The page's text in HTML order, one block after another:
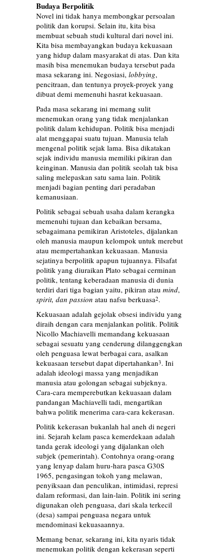
Budaya Berpolitik
Novel ini tidak hanya membongkar persoalan
politik dan korupsi. Selain itu, kita bisa
membuat sebuah studi kultural dari novel ini.
Kita bisa membayangkan budaya kekuasaan
yang hidup dalam masyarakat di atas. Dan kita
masih bisa menemukan budaya tersebut pada
masa sekarang ini. Negosiasi, lobbying,
pencitraan, dan tentunya proyek-proyek yang
dibuat demi memenuhi hasrat kekuasaan.
Pada masa sekarang ini memang sulit
menemukan orang yang tidak menjalankan
politik dalam kehidupan. Politik bisa menjadi
alat menggapai suatu tujuan. Manusia telah
mengenal politik sejak lama. Bisa dikatakan
sejak individu manusia memiliki pikiran dan
keinginan. Manusia dan politik seolah tak bisa
saling melepaskan satu sama lain. Politik
menjadi bagian penting dari peradaban
kemanusiaan.
Politik sebagai sebuah usaha dalam kerangka
memenuhi tujuan dan kebaikan bersama,
sebagaimana pemikiran Aristoteles, dijalankan
oleh manusia maupun kelompok untuk merebut
atau mempertahankan kekuasaan. Manusia
sejatinya berpolitik apapun tujuannya. Filsafat
politik yang diuraikan Plato sebagai cerminan
politik, tentang keberadaan manusia di dunia
terdiri dari tiga bagian yaitu, pikiran atau mind,
spirit, dan passion atau nafsu berkuasa2.
Kekuasaan adalah gejolak obsesi individu yang
diraih dengan cara menjalankan politik. Politik
Nicollo Machiavelli memandang kekuasaan
sebagai sesuatu yang cenderung dilanggengkan
oleh penguasa lewat berbagai cara, asalkan
kekuasaan tersebut dapat dipertahankan3. Ini
adalah ideologi massa yang menjadikan
manusia atau golongan sebagai subjeknya.
Cara-cara memperebutkan kekuasaan dalam
pandangan Machiavelli tadi, mengartikan
bahwa politik menerima cara-cara kekerasan.
Politik kekerasan bukanlah hal aneh di negeri
ini. Sejarah kelam pasca kemerdekaan adalah
tanda gerak ideologi yang dijalankan oleh
subjek (pemerintah). Contohnya orang-orang
yang lenyap dalam huru-hara pasca G30S
1965, pengasingan tokoh yang melawan,
penyiksaan dan penculikan, intimidasi, represi
dalam reformasi, dan lain-lain. Politik ini sering
digunakan oleh penguasa, dari skala terkecil
(desa) sampai penguasa negara untuk
mendominasi kekuasaannya.
Memang benar, sekarang ini, kita nyaris tidak
menemukan politik dengan kekerasan seperti